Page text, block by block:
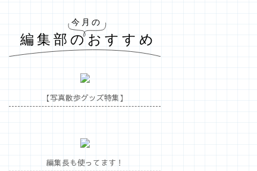
【写真散歩グッズ特集】
編集長も使ってます！